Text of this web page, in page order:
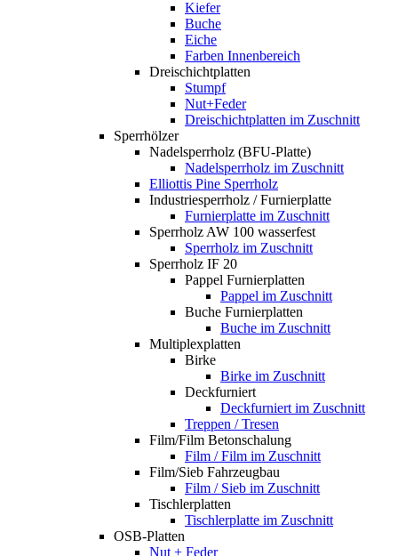
Kiefer
Buche
Eiche
Farben Innenbereich
Dreischichtplatten
Stumpf
Nut+Feder
Dreischichtplatten im Zuschnitt
Sperrhölzer
Nadelsperrholz (BFU-Platte)
Nadelsperrholz im Zuschnitt
Elliottis Pine Sperrholz
Industriesperrholz / Furnierplatte
Furnierplatte im Zuschnitt
Sperrholz AW 100 wasserfest
Sperrholz im Zuschnitt
Sperrholz IF 20
Pappel Furnierplatten
Pappel im Zuschnitt
Buche Furnierplatten
Buche im Zuschnitt
Multiplexplatten
Birke
Birke im Zuschnitt
Deckfurniert
Deckfurniert im Zuschnitt
Treppen / Tresen
Film/Film Betonschalung
Film / Film im Zuschnitt
Film/Sieb Fahrzeugbau
Film / Sieb im Zuschnitt
Tischlerplatten
Tischlerplatte im Zuschnitt
OSB-Platten
Nut + Feder